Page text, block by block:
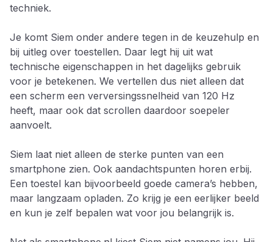
techniek.
Je komt Siem onder andere tegen in de keuzehulp en
bij uitleg over toestellen. Daar legt hij uit wat
technische eigenschappen in het dagelijks gebruik
voor je betekenen. We vertellen dus niet alleen dat
een scherm een verversingssnelheid van 120 Hz
heeft, maar ook dat scrollen daardoor soepeler
aanvoelt.
Siem laat niet alleen de sterke punten van een
smartphone zien. Ook aandachtspunten horen erbij.
Een toestel kan bijvoorbeeld goede camera’s hebben,
maar langzaam opladen. Zo krijg je een eerlijker beeld
en kun je zelf bepalen wat voor jou belangrijk is.